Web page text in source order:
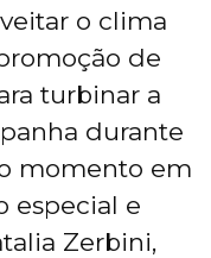
o clima
de
turbinar a
durante
momento em
especial e
Zerbini,